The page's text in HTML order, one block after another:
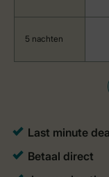
5 nachten